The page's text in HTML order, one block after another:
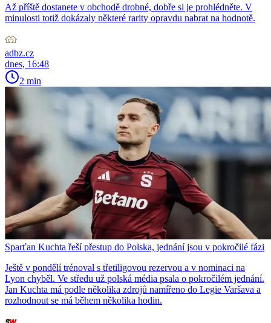
Až příště dostanete v obchodě drobné, dobře si je prohlédněte. V
minulosti totiž dokázaly některé rarity opravdu nabrat na hodnotě.
adbz.cz
dnes, 16:48
2 min
Sparťan Kuchta řeší přestup do Polska, jednání jsou v pokročilé fázi
Ještě v pondělí trénoval s třetiligovou rezervou a v nominaci na
Lyon chyběl. Ve středu už polská média psala o pokročilém jednání.
Jan Kuchta má podle několika zdrojů namířeno do Legie Varšava a
rozhodnout se má během několika hodin.